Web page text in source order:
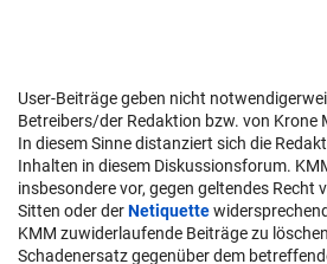
User-Beiträge geben nicht
Betreibers/der Redaktion bzw. von Krone
In diesem Sinne distanziert sich die
Inhalten in diesem Diskussionsforum.
insbesondere vor, gegen geltendes Recht
Sitten oder derNetiquette
KMM zuwiderlaufende Beiträge zu
Schadenersatz gegenüber dem